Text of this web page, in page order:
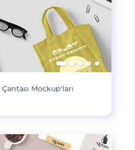
Çantası Mockup'ları